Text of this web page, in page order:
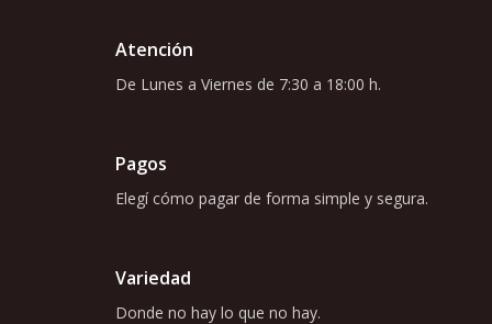
Atención
De Lunes a Viernes de 7:30 a 18:00 h.
Pagos
Elegí cómo pagar de forma simple y segura.
Variedad
Donde no hay lo que no hay.